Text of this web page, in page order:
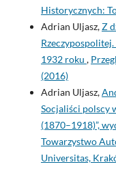
Historycznych:
Adrian Uljasz,Z
Rzeczypospolitej.
1932 roku ,
(2016)
Adrian Uljasz,
Socjaliści polscy
(1870–1918)”,
Towarzystwo
Universitas,